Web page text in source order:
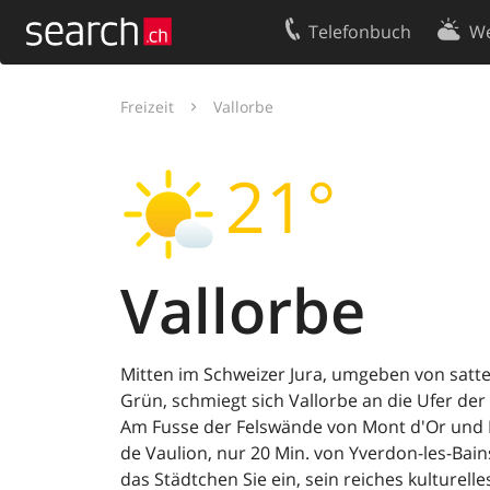
Telefonbuch
Freizeit Vallorbe
21°
Vallorbe
Mitten im Schweizer Jura, umgeben von
Grün, schmiegt sich Vallorbe an die Ufer der
Am Fusse der Felswände von Mont d'Or und
de Vaulion, nur 20 Min. von Yverdon-les-
das Städtchen Sie ein, sein reiches